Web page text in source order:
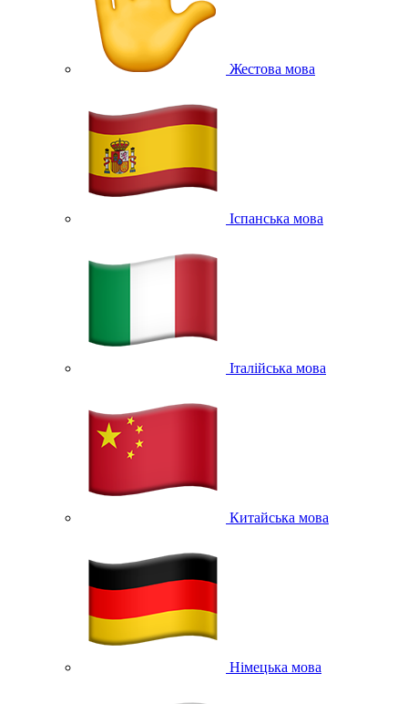
Жестова мова
Іспанська мова
Італійська мова
Китайська мова
Німецька мова